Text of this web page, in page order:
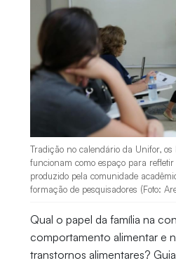
Tradição no calendário da Unifor, os
funcionam como espaço para
produzido pela comunidade
formação de pesquisadores (Foto:
Qual o papel da família na
comportamento alimentar e
transtornos alimentares?